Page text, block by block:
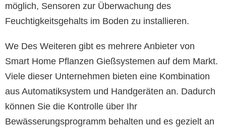
möglich, Sensoren zur Überwachung des
Feuchtigkeitsgehalts im Boden zu installieren.
We Des Weiteren gibt es mehrere Anbieter von
Smart Home Pflanzen Gießsystemen auf dem Markt.
Viele dieser Unternehmen bieten eine Kombination
aus Automatiksystem und Handgeräten an. Dadurch
können Sie die Kontrolle über Ihr
Bewässerungsprogramm behalten und es gezielt an